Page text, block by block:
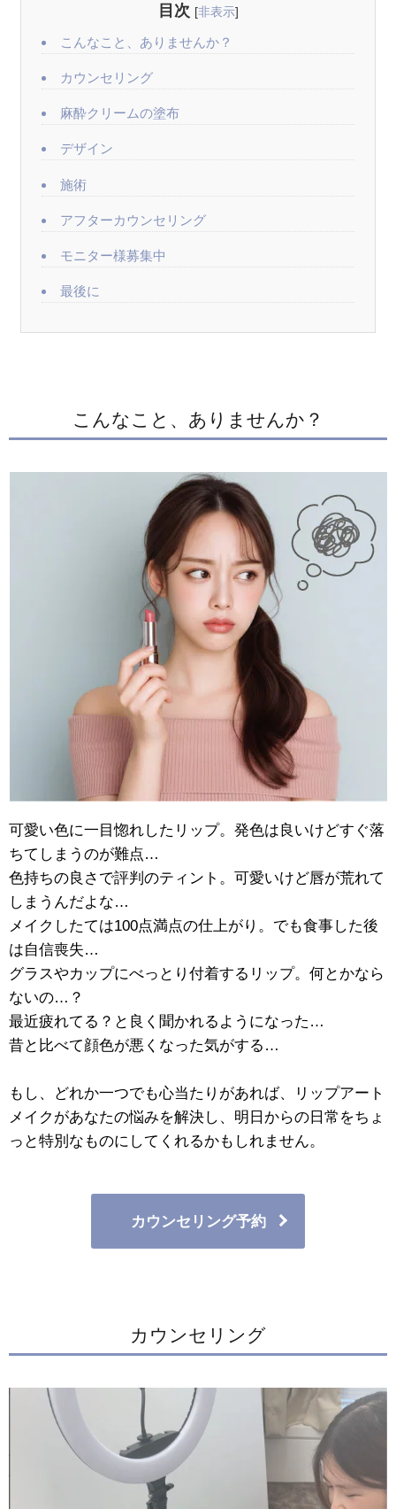
目次 [非表示]
こんなこと、ありませんか？
カウンセリング
麻酔クリームの塗布
デザイン
施術
アフターカウンセリング
モニター様募集中
最後に
こんなこと、ありませんか？
可愛い色に一目惚れしたリップ。発色は良いけどすぐ落
ちてしまうのが難点…
色持ちの良さで評判のティント。可愛いけど唇が荒れて
しまうんだよな…
メイクしたては100点満点の仕上がり。でも食事した後
は自信喪失…
グラスやカップにべっとり付着するリップ。何とかなら
ないの…？
最近疲れてる？と良く聞かれるようになった…
昔と比べて顔色が悪くなった気がする…
もし、どれか一つでも心当たりがあれば、リップアート
メイクがあなたの悩みを解決し、明日からの日常をちょ
っと特別なものにしてくれるかもしれません。
カウンセリング予約
カウンセリング